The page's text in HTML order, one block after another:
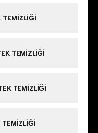
TEMIZLIĞI
TEMIZLIĞI
TEMIZLIĞI
TEMIZLIĞI